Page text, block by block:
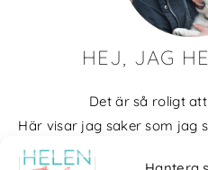
HEJ, JAG
Det är så roligt
Här visar jag saker som jag
blir det mycket fotografier